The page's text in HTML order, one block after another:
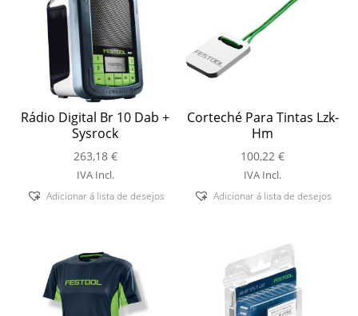
Rádio Digital Br 10 Dab +
Sysrock
263,18 €
IVA Incl.
Adicionar á lista de desejos
Corteché Para Tintas Lzk-
Hm
100,22€
IVA Incl.
Adicionar á lista de desejos